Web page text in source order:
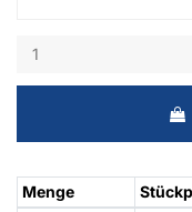
Menge